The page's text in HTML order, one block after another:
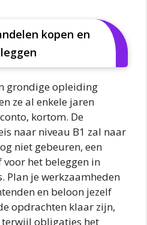
kopen en
grondige opleiding
ze al enkele jaren
kortom. De
naar niveau B1 zal naar
niet gebeuren, een
het beleggen in
Plan je werkzaamheden
en beloon jezelf
opdrachten klaar zijn,
terwijl obligaties het